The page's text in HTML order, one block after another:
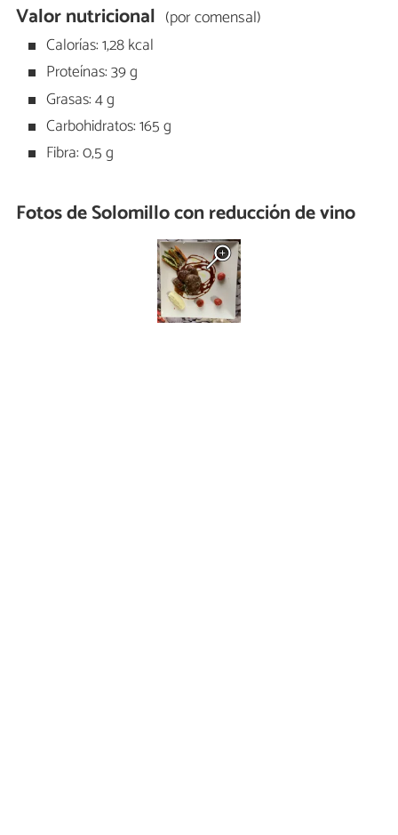
Valor nutricional (por comensal)
Calorías: 1,28 kcal
Proteínas: 39 g
Grasas: 4 g
Carbohidratos: 165 g
Fibra: 0,5 g
Fotos de Solomillo con reducción de vino